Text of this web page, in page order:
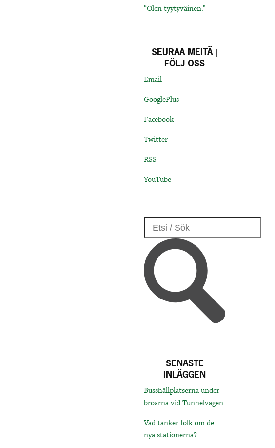
“Olen tyytyväinen.”
SEURAA MEITÄ |
FÖLJ OSS
Email
GooglePlus
Facebook
Twitter
RSS
YouTube
SENASTE
INLÄGGEN
Busshållplatserna under
broarna vid Tunnelvägen
Vad tänker folk om de
nya stationerna?